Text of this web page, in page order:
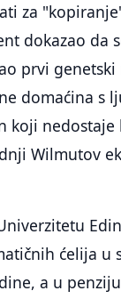
za
dokazao da
prvi
domaćina s
koji nedostaje
Wilmutov
ćelija u
a u